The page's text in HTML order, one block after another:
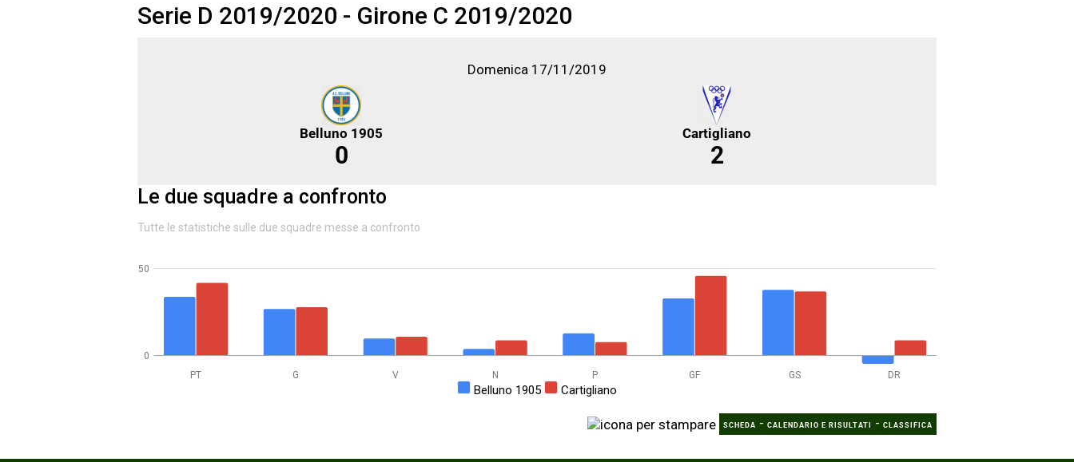
Serie D 2019/2020 - Girone C 2019/2020
Domenica 17/11/2019
Belluno 1905 Cartigliano
0 2
Le due squadre a confronto
Tutte le statistiche sulle due squadre messe a confronto
PT G V N P GF GS DR
0
50
Belluno 1905 Cartigliano
SCHEDA - CALENDARIO E RISULTATI - CLASSIFICA